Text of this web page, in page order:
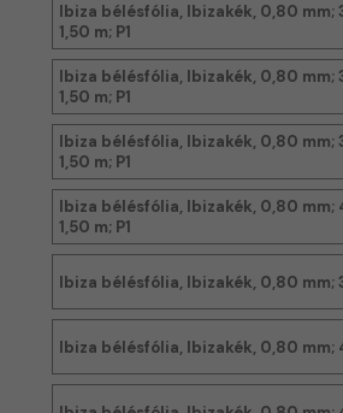
Ibiza bélésfólia, Ibizakék, 0,80 mm;
1,50 m; P1
Ibiza bélésfólia, Ibizakék, 0,80 mm;
1,50 m; P1
Ibiza bélésfólia, Ibizakék, 0,80 mm;
1,50 m; P1
Ibiza bélésfólia, Ibizakék, 0,80 mm;
1,50 m; P1
Ibiza bélésfólia, Ibizakék, 0,80 mm;
Ibiza bélésfólia, Ibizakék, 0,80 mm;